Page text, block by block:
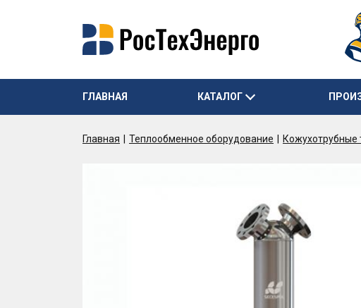
ГЛАВНАЯ КАТАЛОГ
Главная Теплообменное оборудование Кожухотрубные